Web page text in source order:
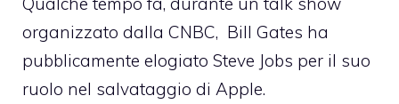
organizzato dalla CNBC, Bill Gates ha
pubblicamente elogiato Steve Jobs per il suo
ruolo nel salvataggio di Apple.